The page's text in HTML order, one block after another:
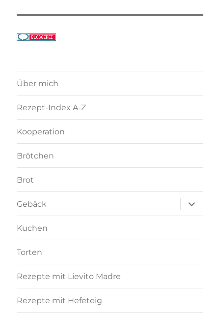
Über mich
Rezept-Index A-Z
Kooperation
Brötchen
Brot
Gebäck
anzeigen
Kuchen
Torten
Rezepte mit Lievito Madre
Rezepte mit Hefeteig